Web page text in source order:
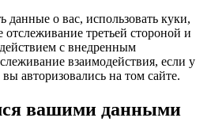
данные о вас, использовать куки,
отслеживание третьей стороной и
с внедренным
взаимодействия, если у
вы авторизовались на том сайте.
вашими данными